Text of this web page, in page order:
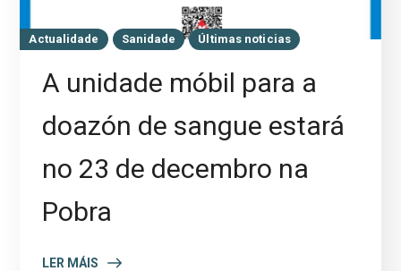
Actualidade Sanidade Últimas noticias
A unidade móbil para a
doazón de sangue estará
no 23 de decembro na
Pobra
LER MÁIS